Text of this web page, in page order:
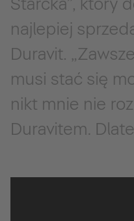
najlepiej
Duravit.
musi stać się
nikt mnie nie
Duravitem.